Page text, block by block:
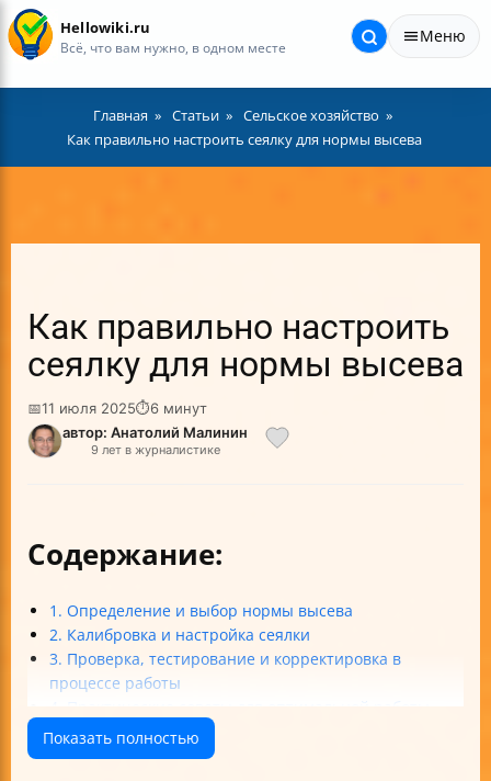
Hellowiki.ru
Всё, что вам нужно, в одном месте
Меню
Главная Статьи
Сельское хозяйство
Как правильно настроить сеялку для нормы высева
Как правильно настроить
сеялку для нормы высева
📅11 июля 2025⏱6 минут
автор: Анатолий Малинин
9 лет в журналистике
Содержание:
1. Определение и выбор нормы высева
2. Калибровка и настройка сеялки
3. Проверка, тестирование и корректировка в
процессе работы
сеялки
5. Обслуживание, безопасность и соблюдение норм
Показать полностью